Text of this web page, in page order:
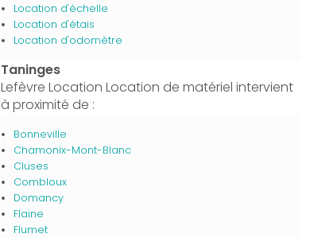
Location d'échelle
Location d'étais
Location d'odomètre
Taninges
Lefèvre Location Location de matériel intervient
à proximité de :
Bonneville
Chamonix-Mont-Blanc
Cluses
Combloux
Domancy
Flaine
Flumet